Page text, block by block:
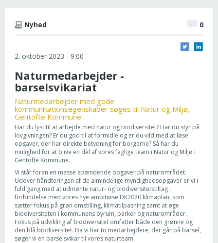
Nyhed 0
2. oktober 2023 - 9:00
Naturmedarbejder -
barselsvikariat
Naturmedarbejder med gode
kommunikationsegenskaber søges til Natur og Miljø,
Gentofte Kommune
Har du lyst til at arbejde med natur og biodiversitet? Har du styr på
lovgivningen? Er du god til at formidle og er du vild med at løse
opgaver, der har direkte betydning for borgerne? Så har du
mulighed for at blive en del af vores faglige team i Natur og Miljø i
Gentofte Kommune.
Vi står foran en masse spændende opgaver på naturområdet.
Udover håndteringen af de almindelige myndighedsopgaver er vi i
fuld gang med at udmønte natur- og biodiversitetstiltag i
forbindelse med vores nye ambitiøse DK2020 klimaplan, som
sætter fokus på grøn omstilling, klimatilpasning samt at øge
biodiversiteten i kommunens byrum, parker og naturområder.
Fokus på udvikling af biodiversitet omfatter både den grønne og
den blå biodiversitet. Da vi har to medarbejdere, der går på barsel,
søger vi en barselsvikar til vores naturteam.